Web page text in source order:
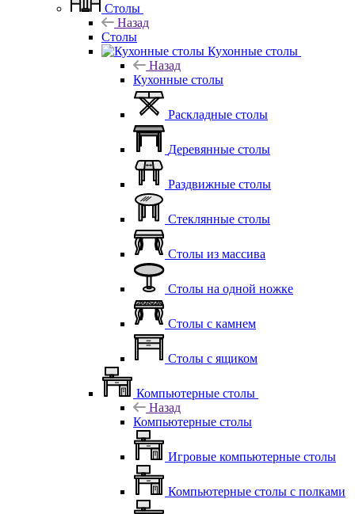
Столы
Назад
Столы
Кухонные столы
Назад
Кухонные столы
Раскладные столы
Деревянные столы
Раздвижные столы
Стеклянные столы
Столы из массива
Столы на одной ножке
Столы с камнем
Столы с ящиком
Компьютерные столы
Назад
Компьютерные столы
Игровые компьютерные столы
Компьютерные столы с полками